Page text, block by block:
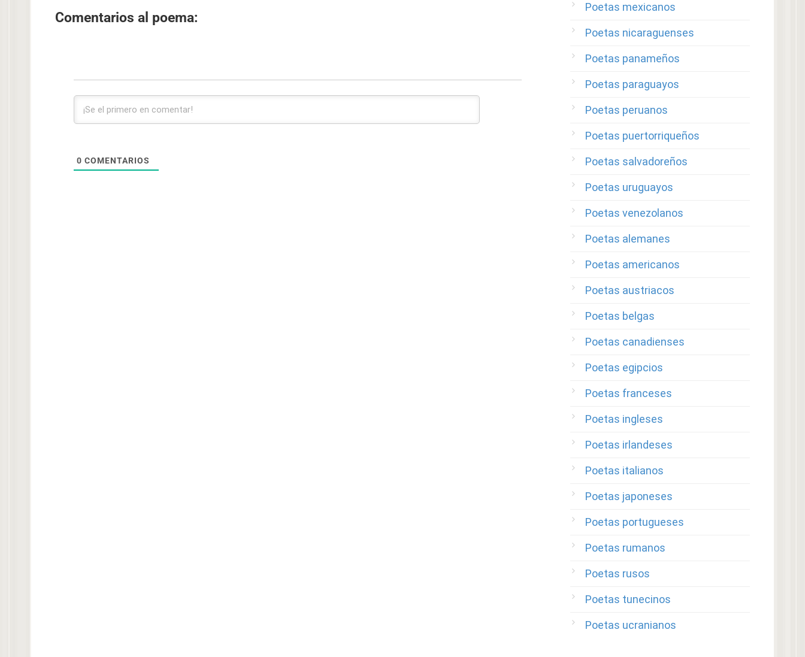
Comentarios al poema:
0 COMENTARIOS
Poetas mexicanos
Poetas nicaraguenses
Poetas panameños
Poetas paraguayos
Poetas peruanos
Poetas puertorriqueños
Poetas salvadoreños
Poetas uruguayos
Poetas venezolanos
Poetas alemanes
Poetas americanos
Poetas austriacos
Poetas belgas
Poetas canadienses
Poetas egipcios
Poetas franceses
Poetas ingleses
Poetas irlandeses
Poetas italianos
Poetas japoneses
Poetas portugueses
Poetas rumanos
Poetas rusos
Poetas tunecinos
Poetas ucranianos